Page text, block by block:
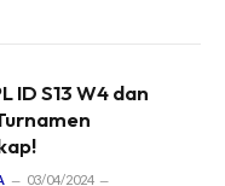
ID S13 W4 dan
03/04/2024